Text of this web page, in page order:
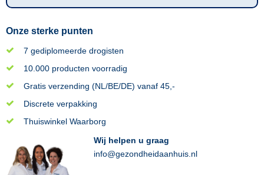
Onze sterke punten
7 gediplomeerde drogisten
10.000 producten voorradig
Gratis verzending (NL/BE/DE) vanaf 45,-
Discrete verpakking
Thuiswinkel Waarborg
Wij helpen u graag
info@gezondheidaanhuis.nl